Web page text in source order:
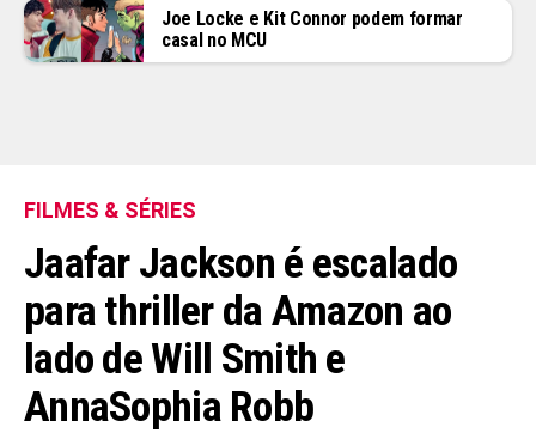
Joe Locke e Kit Connor podem formar
casal no MCU
FILMES & SÉRIES
Jaafar Jackson é escalado
para thriller da Amazon ao
lado de Will Smith e
AnnaSophia Robb